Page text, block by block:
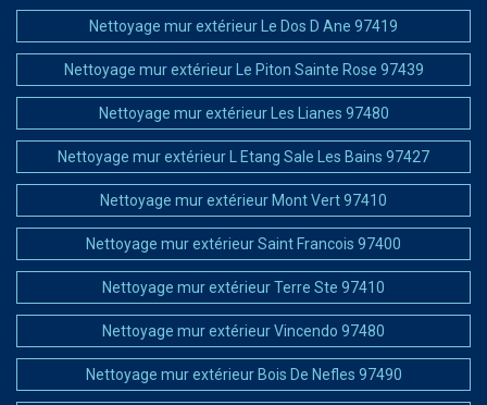
Nettoyage mur extérieur Le Dos D Ane 97419
Nettoyage mur extérieur Le Piton Sainte Rose 97439
Nettoyage mur extérieur Les Lianes 97480
Nettoyage mur extérieur L Etang Sale Les Bains 97427
Nettoyage mur extérieur Mont Vert 97410
Nettoyage mur extérieur Saint Francois 97400
Nettoyage mur extérieur Terre Ste 97410
Nettoyage mur extérieur Vincendo 97480
Nettoyage mur extérieur Bois De Nefles 97490